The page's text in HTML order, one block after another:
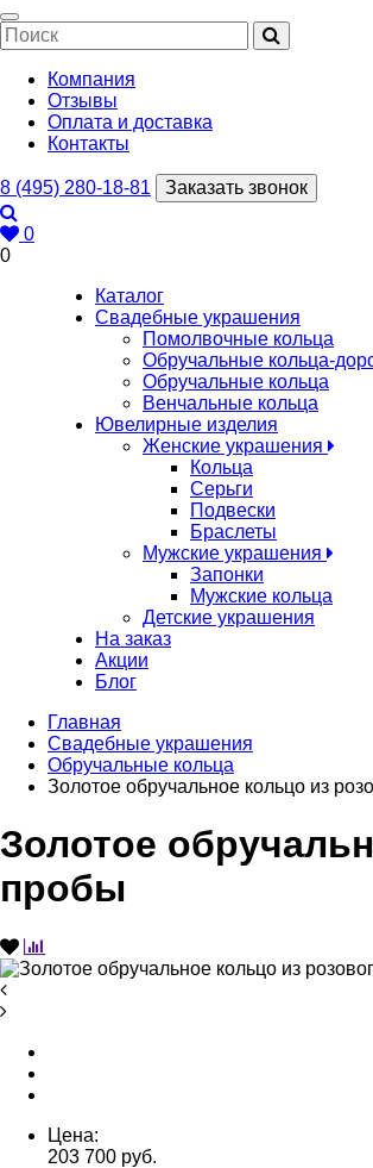
Компания
Отзывы
Оплата и доставка
Контакты
8 (495) 280-18-81 Заказать звонок
0
0
Каталог
Свадебные украшения
Помолвочные кольца
Обручальные кольца-
Обручальные кольца
Венчальные кольца
Ювелирные изделия
Женские украшения
Кольца
Серьги
Подвески
Браслеты
Мужские украшения
Запонки
Мужские кольца
Детские украшения
На заказ
Акции
Блог
Главная
Свадебные украшения
Обручальные кольца
Золотое обручальное кольцо из
Золотое
пробы
Цена:
203 700 руб.